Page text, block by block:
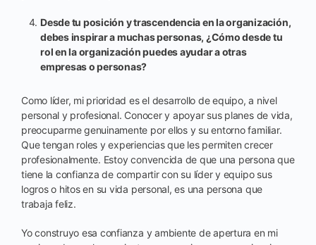
Desde tu posición y trascendencia en la organización,
debes inspirar a muchas personas, ¿Cómo desde tu
rol en la organización puedes ayudar a otras
empresas o personas?
Como líder, mi prioridad es el desarrollo de equipo, a nivel
personal y profesional. Conocer y apoyar sus planes de vida,
preocuparme genuinamente por ellos y su entorno familiar.
Que tengan roles y experiencias que les permiten crecer
profesionalmente. Estoy convencida de que una persona que
tiene la confianza de compartir con su líder y equipo sus
logros o hitos en su vida personal, es una persona que
trabaja feliz.
Yo construyo esa confianza y ambiente de apertura en mi